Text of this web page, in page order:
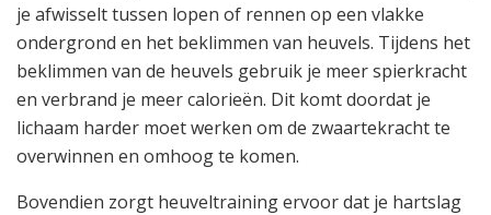
je afwisselt tussen lopen of rennen op een vlakke
ondergrond en het beklimmen van heuvels. Tijdens het
beklimmen van de heuvels gebruik je meer spierkracht
en verbrand je meer calorieën. Dit komt doordat je
lichaam harder moet werken om de zwaartekracht te
overwinnen en omhoog te komen.
Bovendien zorgt heuveltraining ervoor dat je hartslag